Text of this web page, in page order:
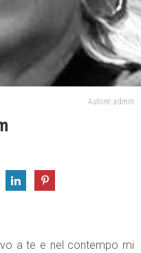
Autore: admin
a te e nel contempo mi